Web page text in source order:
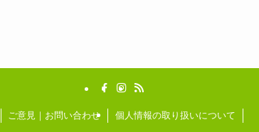
ご意見｜お問い合わせ 個人情報の取り扱いについて